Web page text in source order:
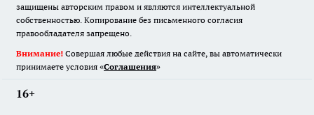
защищены авторским правом и являются интеллектуальной
собственностью. Копирование без письменного согласия
правообладателя запрещено.
Внимание! Совершая любые действия на сайте, вы автоматически
принимаете условия «Cоглашения»
16+